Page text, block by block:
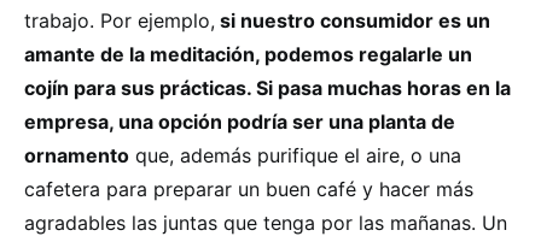
trabajo. Por ejemplo, si nuestro consumidor es un
amante de la meditación, podemos regalarle un
cojín para sus prácticas. Si pasa muchas horas en la
empresa, una opción podría ser una planta de
ornamento que, además purifique el aire, o una
cafetera para preparar un buen café y hacer más
agradables las juntas que tenga por las mañanas. Un